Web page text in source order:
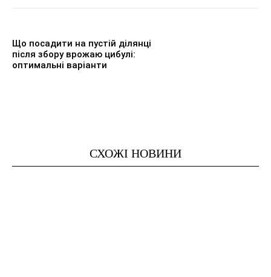
Що посадити на пустій ділянці
після збору врожаю цибулі:
оптимальні варіанти
СХОЖІ НОВИНИ